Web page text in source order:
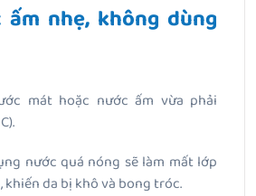
nhẹ, không dùng
mát hoặc nước ấm vừa phải
nước quá nóng sẽ làm mất lớp
khiến da bị khô và bong tróc.